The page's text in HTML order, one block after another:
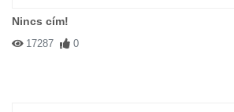
Nincs cím!
17287 0